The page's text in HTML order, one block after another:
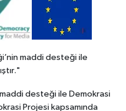
maddi desteği ile
desteği ile Demokrasi
Projesi kapsamında